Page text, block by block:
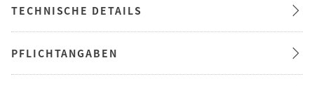
TECHNISCHE DETAILS
PFLICHTANGABEN